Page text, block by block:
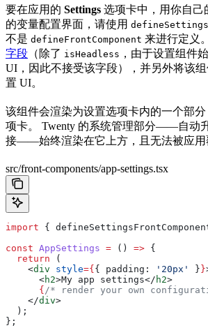
要在应用的 Settings 选项卡中，用你自己
的变量配置界面，请使用
不是 defineFrontComponent 来进行定义
字段 （除了 isHeadless ，由于设置组件
UI，因此不接受该字段），并另外将该
置 UI。
该组件会渲染为设置选项卡内的一个部
项卡。 Twenty 的系统管理部分——自动
接——始终渲染在它上方，且无法被应用
src/front-components/app-settings.tsx
import {
const AppSettings = () => {
  return
(
    <
div style={ { padding: '20px' } }
      <
h2>My app settings</ h2>
      {
/* render your own
    </
div>
  );
};